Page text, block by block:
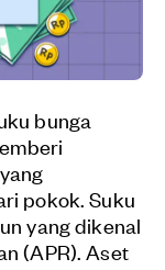
bunga
pokok. Suku
yang dikenal
(APR). Aset